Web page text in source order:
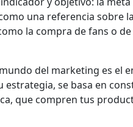
una referencia sobre
la compra de fans o de
del marketing es el
se basa en
que compren tus